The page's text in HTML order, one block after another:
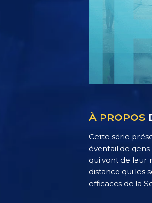
À PROPOS
Cette série
éventail de
qui vont de leur
distance qui les
efficaces de la